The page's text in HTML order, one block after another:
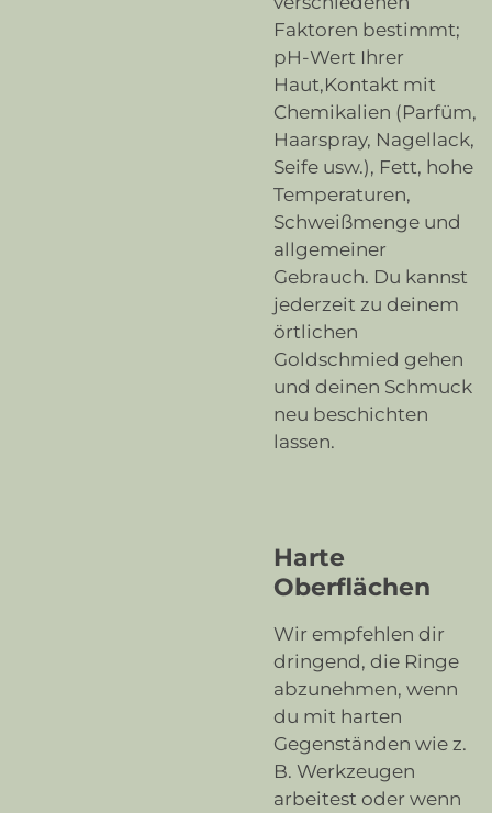
Faktoren bestimmt;
pH-Wert Ihrer
Haut,Kontakt mit
Chemikalien (Parfüm,
Haarspray, Nagellack,
Seife usw.), Fett, hohe
Temperaturen,
Schweißmenge und
allgemeiner
Gebrauch. Du kannst
jederzeit zu deinem
örtlichen
Goldschmied gehen
und deinen Schmuck
neu beschichten
lassen.
Harte
Oberflächen
Wir empfehlen dir
dringend, die Ringe
abzunehmen, wenn
du mit harten
Gegenständen wie z.
B. Werkzeugen
arbeitest oder wenn